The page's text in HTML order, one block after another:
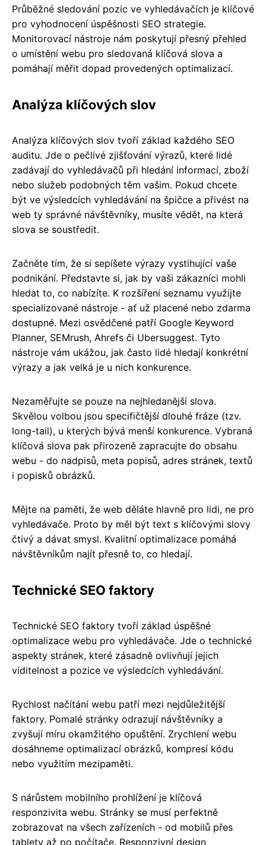
Průběžné sledování pozic ve vyhledávačích je klíčové
pro vyhodnocení úspěšnosti SEO strategie.
Monitorovací nástroje nám poskytují přesný přehled
o umístění webu pro sledovaná klíčová slova a
pomáhají měřit dopad provedených optimalizací.
Analýza klíčových slov
Analýza klíčových slov tvoří základ každého SEO
auditu. Jde o pečlivé zjišťování výrazů, které lidé
zadávají do vyhledávačů při hledání informací, zboží
nebo služeb podobných těm vašim. Pokud chcete
být ve výsledcích vyhledávání na špičce a přivést na
web ty správné návštěvníky, musíte vědět, na která
slova se soustředit.
Začněte tím, že si sepíšete výrazy vystihující vaše
podnikání. Představte si, jak by vaši zákazníci mohli
hledat to, co nabízíte. K rozšíření seznamu využijte
specializované nástroje - ať už placené nebo zdarma
dostupné. Mezi osvědčené patří Google Keyword
Planner, SEMrush, Ahrefs či Ubersuggest. Tyto
nástroje vám ukážou, jak často lidé hledají konkrétní
výrazy a jak velká je u nich konkurence.
Nezaměřujte se pouze na nejhledanější slova.
Skvělou volbou jsou specifičtější dlouhé fráze (tzv.
long-tail), u kterých bývá menší konkurence. Vybraná
klíčová slova pak přirozeně zapracujte do obsahu
webu - do nadpisů, meta popisů, adres stránek, textů
i popisků obrázků.
Mějte na paměti, že web děláte hlavně pro lidi, ne pro
vyhledávače. Proto by měl být text s klíčovými slovy
čtivý a dávat smysl. Kvalitní optimalizace pomáhá
návštěvníkům najít přesně to, co hledají.
Technické SEO faktory
Technické SEO faktory tvoří základ úspěšné
optimalizace webu pro vyhledávače. Jde o technické
aspekty stránek, které zásadně ovlivňují jejich
viditelnost a pozice ve výsledcích vyhledávání.
Rychlost načítání webu patří mezi nejdůležitější
faktory. Pomalé stránky odrazují návštěvníky a
zvyšují míru okamžitého opuštění. Zrychlení webu
dosáhneme optimalizací obrázků, kompresí kódu
nebo využitím mezipaměti.
S nárůstem mobilního prohlížení je klíčová
responzivita webu. Stránky se musí perfektně
zobrazovat na všech zařízeních - od mobilů přes
tablety až po počítače. Responzivní design